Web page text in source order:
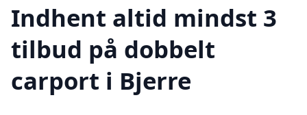
Indhent altid mindst 3
tilbud på dobbelt
carport i Bjerre